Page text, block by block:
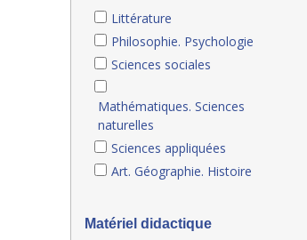
Littérature
Philosophie. Psychologie
Sciences sociales
Mathématiques. Sciences
naturelles
Sciences appliquées
Art. Géographie. Histoire
Matériel didactique